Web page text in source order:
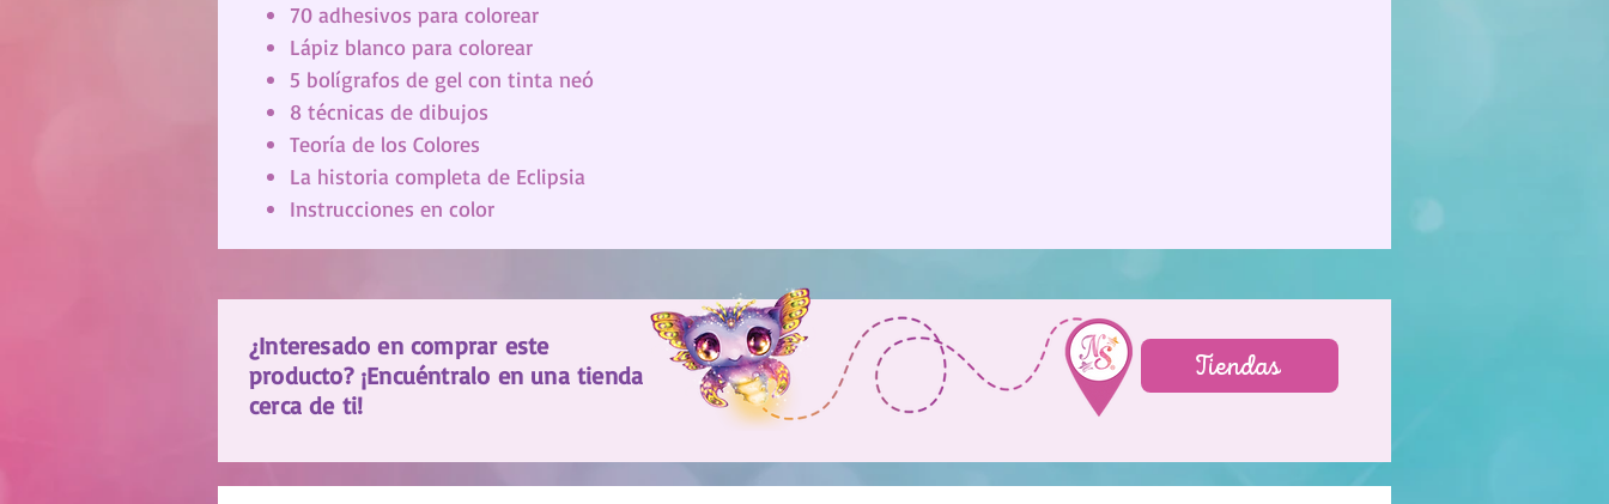
70 adhesivos para colorear
Lápiz blanco para colorear
5 bolígrafos de gel con tinta neó
8 técnicas de dibujos
Teoría de los Colores
La historia completa de Eclipsia
Instrucciones en color
¿Interesado en comprar este
producto? ¡Encuéntralo en una tienda
cerca de ti!
Tiendas